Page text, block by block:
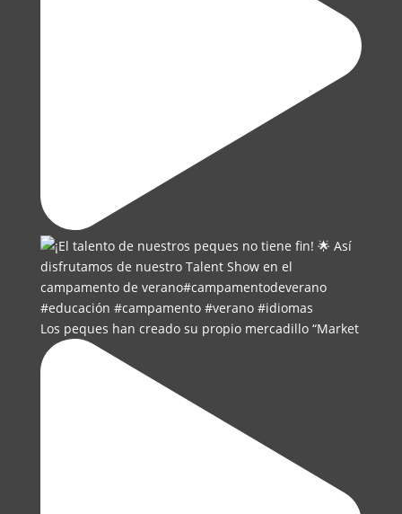
Los peques han creado su propio mercadillo “Market